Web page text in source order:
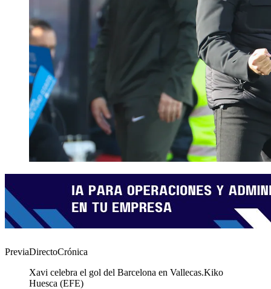
PreviaDirectoCrónica
Xavi celebra el gol del Barcelona en Vallecas.Kiko
Huesca (EFE)